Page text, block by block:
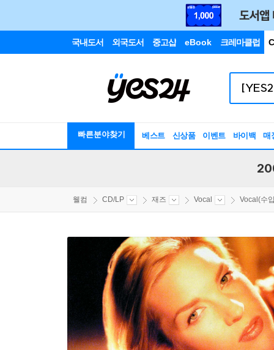
국내도서 외국도서 중고샵 eBook 크레마클럽
빠른분야찾기 베스트 신상품 이벤트 바이백 매
웰컴 CD/LP 재즈 Vocal Vocal(수